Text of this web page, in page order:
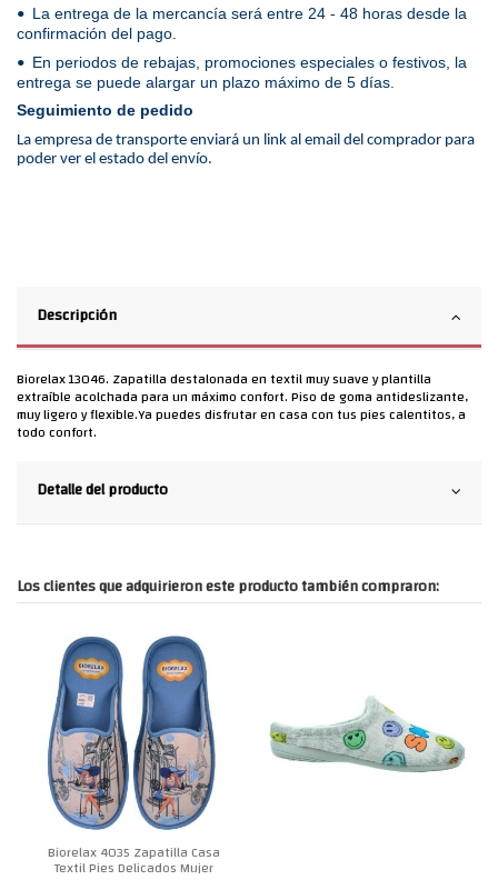
• La entrega de la mercancía será entre 24 - 48 horas desde la
confirmación del pago.
• En periodos de rebajas, promociones especiales o festivos, la
entrega se puede alargar un plazo máximo de 5 días.
Seguimiento de pedido
La empresa de transporte enviará un link al email del comprador para
poder ver el estado del envío.
Descripción
Biorelax 13046. Zapatilla destalonada en textil muy suave y plantilla
extraíble acolchada para un máximo confort. Piso de goma antideslizante,
muy ligero y flexible.Ya puedes disfrutar en casa con tus pies calentitos, a
todo confort.
Detalle del producto
Los clientes que adquirieron este producto también compraron:
Biorelax 4035 Zapatilla Casa
Textil Pies Delicados Mujer